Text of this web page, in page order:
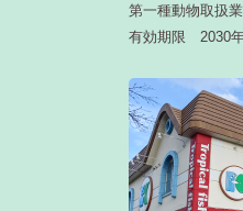
第一種動物取扱
有効期限 2030年